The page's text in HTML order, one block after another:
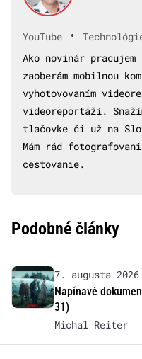
YouTube •
Ako novinár
zaoberám mobilnou
vyhotovovaním
videoreportáží.
tlačovke či už na
Mám rád
cestovanie.
Podobné články
7. augusta 2026
Napínavé
31)
Michal Reiter